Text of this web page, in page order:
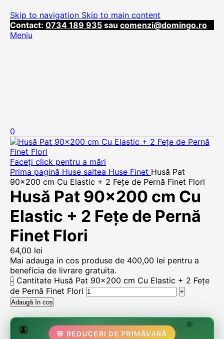
Skip to navigation Skip to main content
Contact: 0734 189 935 sau comenzi@domingo.ro
Meniu
0
Faceți click pentru a mări
Prima pagină Huse saltea Huse Finet Husă Pat
90×200 cm Cu Elastic + 2 Fețe de Pernă Finet Flori
Husă Pat 90×200 cm Cu
Elastic + 2 Fețe de Pernă
Finet Flori
64,00 lei
Mai adauga in cos produse de 400,00 lei pentru a
beneficia de livrare gratuita.
Cantitate Husă Pat 90x200 cm Cu Elastic + 2 Fețe
de Pernă Finet Flori
Adaugă în coș
🌷
🦋 🌸 REDUCERI DE PRIMĂVARĂ